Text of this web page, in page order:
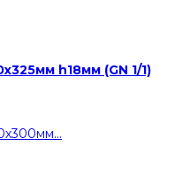
h18мм (GN 1/1)